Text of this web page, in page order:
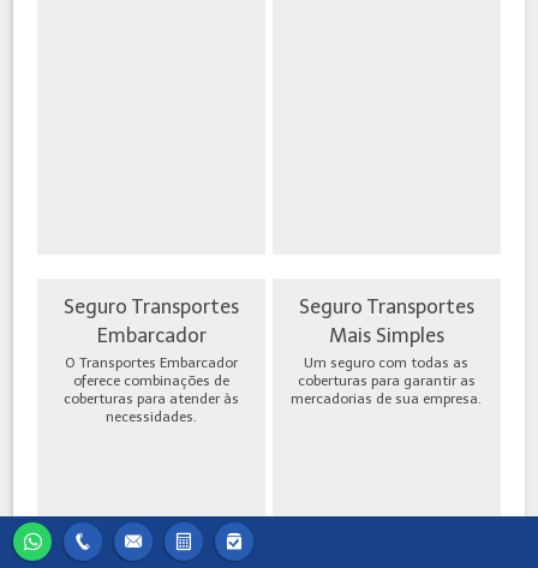
Seguro Transportes
Embarcador
O Transportes Embarcador
oferece combinações de
coberturas para atender às
necessidades.
Seguro Transportes
Mais Simples
Um seguro com todas as
coberturas para garantir as
mercadorias de sua empresa.